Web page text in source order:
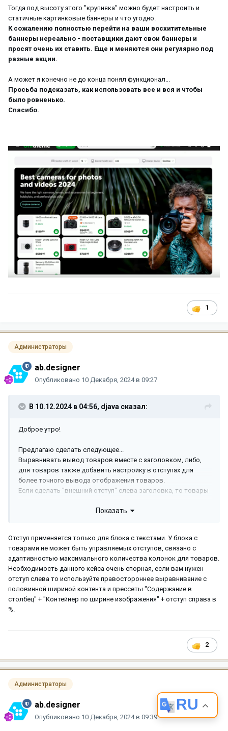
Тогда под высоту этого "крупняка" можно будет настроить и
статичные картинковые баннеры и что угодно.
К сожалению полностью перейти на ваши восхитительные
баннеры нереально - поставщики дают свои баннеры и
просят очень их ставить. Еще и меняются они регулярно под
разные акции.
А может я конечно не до конца понял функционал...
Просьба подсказать, как использовать все и вся и чтобы
было ровненько.
Спасибо.
1
Администраторы
ab.designer
Опубликовано 10 Декабря, 2024 в 09:27
В 10.12.2024 в 04:56, djava сказал:
Доброе утро!
Предлагаю сделать следующее...
Выравнивать вывод товаров вместе с заголовком, либо,
для товаров также добавить настройку в отступах для
более точного вывода отображения товаров.
Если сделать "внешний отступ" слева заголовка, то товары
Показать
Отступ применяется только для блока с текстами. У блока с
товарами не может быть управляемых отступов, связано с
адаптивностью максимального количества колонок для товаров.
Необходимость данного кейса очень спорная, если вам нужен
отступ слева то используйте правостороннее выравнивание с
половинной шириной контента и прессеты "Содержание в
столбец" + "Контейнер по ширине изображения" + отступ справа в
%.
2
Администраторы
ab.designer
Опубликовано 10 Декабря, 2024 в 09:39
RU